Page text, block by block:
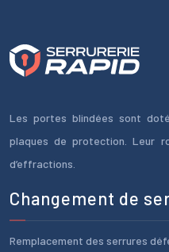
Les portes blindées sont
plaques de protection. Leur
d’effractions.
Changement de
Remplacement des serrures